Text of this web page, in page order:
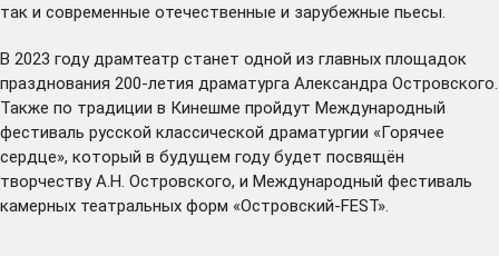
так и современные отечественные и зарубежные пьесы.
В 2023 году драмтеатр станет одной из главных площадок
празднования 200-летия драматурга Александра Островского.
Также по традиции в Кинешме пройдут Международный
фестиваль русской классической драматургии «Горячее
сердце», который в будущем году будет посвящён
творчеству А.Н. Островского, и Международный фестиваль
камерных театральных форм «Островский-FEST».